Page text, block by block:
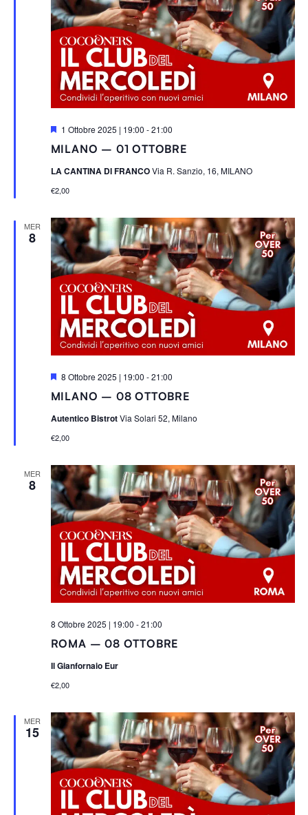
MILANO – 01 OTTOBRE
S
g
a
a
i
1 Ottobre 2025 | 19:00 -21:00
LA CANTINA DI FRANCOVia R. Sanzio, 16, MILANO
€2,00
MER
8
MILANO – 08 OTTOBRE
S
g
a
a
i
8 Ottobre 2025 | 19:00 -21:00
Autentico BistrotVia Solari 52, Milano
€2,00
MER
8
ROMA – 08 OTTOBRE
8 Ottobre 2025 | 19:00 -21:00
Il Gianfornaio Eur
€2,00
MER
15